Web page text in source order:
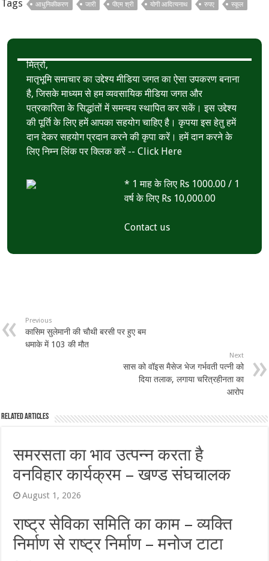
Tags आधुनिकीकरण जारी पीएम श्री योगी आदित्यनाथ रुपए स्कूल
मित्रों,
मातृभूमि समाचार का उद्देश्य मीडिया जगत का ऐसा उपकरण बनाना
है, जिसके माध्यम से हम व्यवसायिक मीडिया जगत और
पत्रकारिता के सिद्धांतों में समन्वय स्थापित कर सकें। इस उद्देश्य
की पूर्ति के लिए हमें आपका सहयोग चाहिए है। कृपया इस हेतु हमें
दान देकर सहयोग प्रदान करने की कृपा करें। हमें दान करने के
लिए निम्न लिंक पर क्लिक करें --Click Here
* 1 माह के लिए Rs 1000.00 / 1
वर्ष के लिए Rs 10,000.00
Contact us
Previous
कासिम सुलेमानी की चौथी बरसी पर हुए बम
धमाके में 103 की मौत
Next
सास को वॉइस मैसेज भेज गर्भवती पत्नी को
दिया तलाक, लगाया चरित्रहीनता का
आरोप
Related Articles
समरसता का भाव उत्पन्न करता है
वनविहार कार्यक्रम – खण्ड संघचालक
August 1, 2026
राष्ट्र सेविका समिति का काम – व्यक्ति
निर्माण से राष्ट्र निर्माण – मनोज टाटा